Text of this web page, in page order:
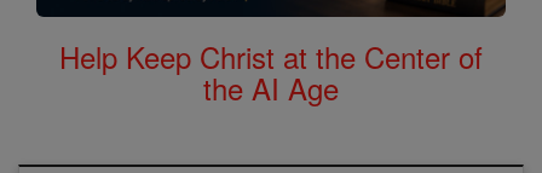
Help Keep Christ at the Center of
the AI Age